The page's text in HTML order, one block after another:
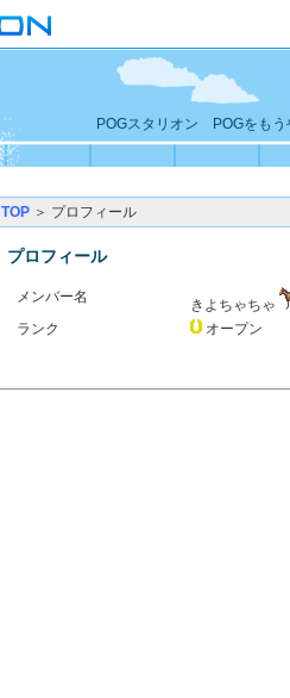
POGスタリオン POGをもう
TOP ＞ プロフィール
プロフィール
メンバー名
きよちゃちゃ
ランク
オープン